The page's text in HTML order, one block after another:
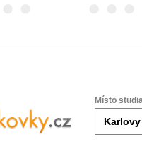
Místo